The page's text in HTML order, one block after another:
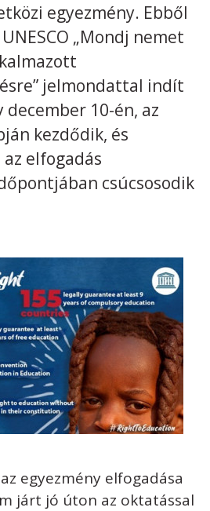
Impresszum
Technikai információk
egyezmény. Ebből
„Mondj nemet
jelmondattal indít
10-én, az
kezdődik, és
elfogadás
csúcsosodik
egyezmény elfogadása
járt jó úton az oktatással